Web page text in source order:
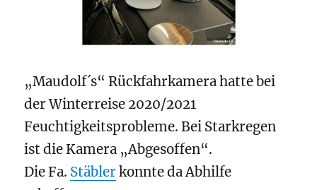
„Maudolf´s“ Rückfahrkamera hatte bei
der Winterreise 2020/2021
Feuchtigkeitsprobleme. Bei Starkregen
ist die Kamera „Abgesoffen“.
Die Fa. Stäblerkonnte da Abhilfe